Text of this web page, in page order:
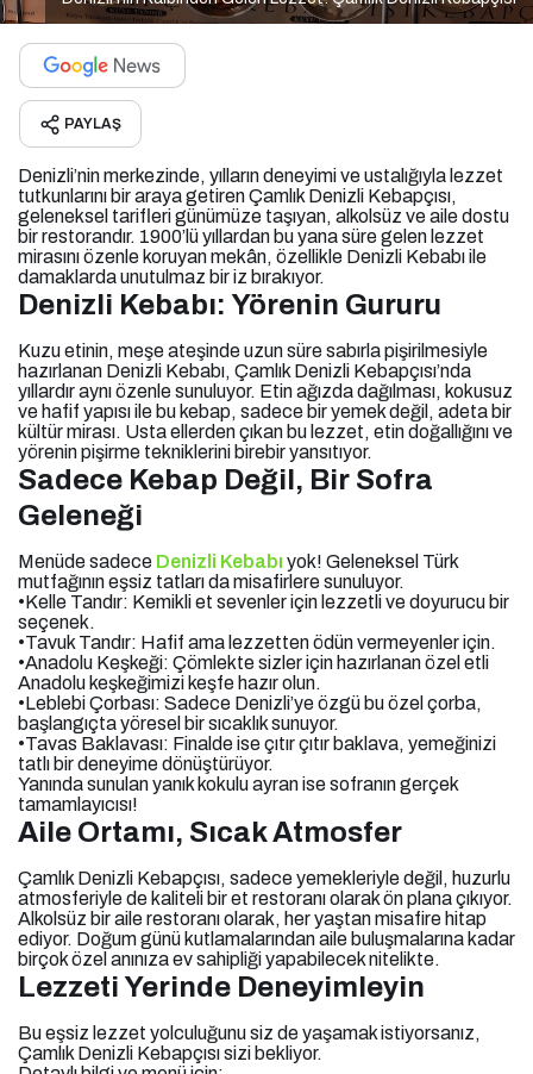
PAYLAŞ
Denizli’nin merkezinde, yılların deneyimi ve ustalığıyla lezzet
tutkunlarını bir araya getiren Çamlık Denizli Kebapçısı,
geleneksel tarifleri günümüze taşıyan, alkolsüz ve aile dostu
bir restorandır. 1900’lü yıllardan bu yana süre gelen lezzet
mirasını özenle koruyan mekân, özellikle Denizli Kebabı ile
damaklarda unutulmaz bir iz bırakıyor.
Denizli Kebabı: Yörenin Gururu
Kuzu etinin, meşe ateşinde uzun süre sabırla pişirilmesiyle
hazırlanan Denizli Kebabı, Çamlık Denizli Kebapçısı’nda
yıllardır aynı özenle sunuluyor. Etin ağızda dağılması, kokusuz
ve hafif yapısı ile bu kebap, sadece bir yemek değil, adeta bir
kültür mirası. Usta ellerden çıkan bu lezzet, etin doğallığını ve
yörenin pişirme tekniklerini birebir yansıtıyor.
Sadece Kebap Değil, Bir Sofra
Geleneği
Menüde sadece Denizli Kebabı yok! Geleneksel Türk
mutfağının eşsiz tatları da misafirlere sunuluyor.
•Kelle Tandır: Kemikli et sevenler için lezzetli ve doyurucu bir
seçenek.
•Tavuk Tandır: Hafif ama lezzetten ödün vermeyenler için.
•Anadolu Keşkeği: Çömlekte sizler için hazırlanan özel etli
Anadolu keşkeğimizi keşfe hazır olun.
•Leblebi Çorbası: Sadece Denizli’ye özgü bu özel çorba,
başlangıçta yöresel bir sıcaklık sunuyor.
•Tavas Baklavası: Finalde ise çıtır çıtır baklava, yemeğinizi
tatlı bir deneyime dönüştürüyor.
Yanında sunulan yanık kokulu ayran ise sofranın gerçek
tamamlayıcısı!
Aile Ortamı, Sıcak Atmosfer
Çamlık Denizli Kebapçısı, sadece yemekleriyle değil, huzurlu
atmosferiyle de kaliteli bir et restoranı olarak ön plana çıkıyor.
Alkolsüz bir aile restoranı olarak, her yaştan misafire hitap
ediyor. Doğum günü kutlamalarından aile buluşmalarına kadar
birçok özel anınıza ev sahipliği yapabilecek nitelikte.
Lezzeti Yerinde Deneyimleyin
Bu eşsiz lezzet yolculuğunu siz de yaşamak istiyorsanız,
Çamlık Denizli Kebapçısı sizi bekliyor.